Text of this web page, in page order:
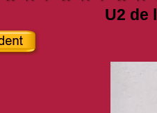
U2 de